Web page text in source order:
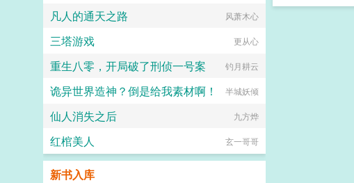
凡人的通天之路 风萧木心
三塔游戏 更从心
重生八零，开局破了刑侦一号案 钓月耕云
诡异世界造神？倒是给我素材啊！ 半城妖倾
仙人消失之后 九方烨
红棺美人 玄一哥哥
新书入库